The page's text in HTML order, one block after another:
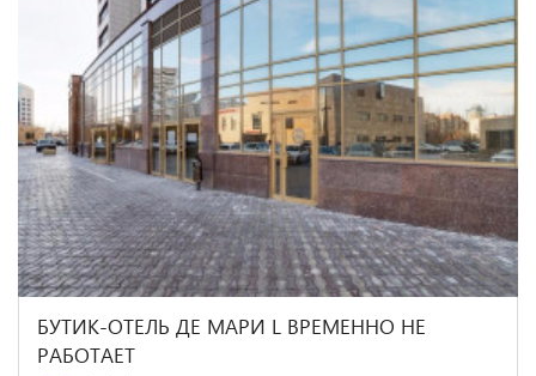
БУТИК-ОТЕЛЬ ДЕ МАРИ L ВРЕМЕННО НЕ
РАБОТАЕТ